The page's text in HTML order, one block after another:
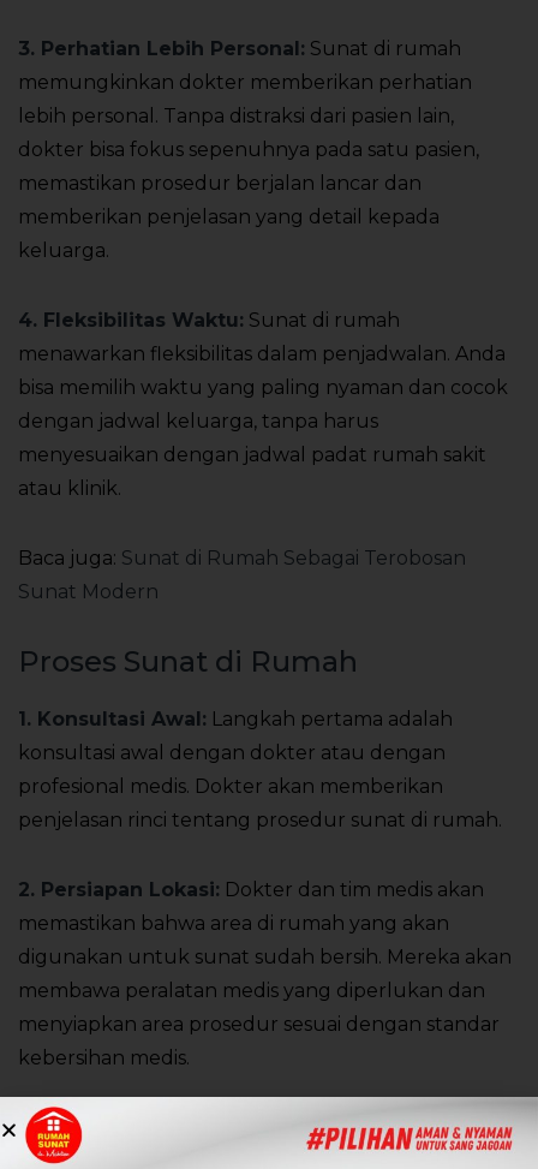
3. Perhatian Lebih Personal: Sunat di rumah
memungkinkan dokter memberikan perhatian
lebih personal. Tanpa distraksi dari pasien lain,
dokter bisa fokus sepenuhnya pada satu pasien,
memastikan prosedur berjalan lancar dan
memberikan penjelasan yang detail kepada
keluarga.
4. Fleksibilitas Waktu: Sunat di rumah
menawarkan fleksibilitas dalam penjadwalan. Anda
bisa memilih waktu yang paling nyaman dan cocok
dengan jadwal keluarga, tanpa harus
menyesuaikan dengan jadwal padat rumah sakit
atau klinik.
Baca juga: Sunat di Rumah Sebagai Terobosan
Sunat Modern
Proses Sunat di Rumah
1. Konsultasi Awal: Langkah pertama adalah
konsultasi awal dengan dokter atau dengan
profesional medis. Dokter akan memberikan
penjelasan rinci tentang prosedur sunat di rumah.
2. Persiapan Lokasi: Dokter dan tim medis akan
memastikan bahwa area di rumah yang akan
digunakan untuk sunat sudah bersih. Mereka akan
membawa peralatan medis yang diperlukan dan
menyiapkan area prosedur sesuai dengan standar
kebersihan medis.
3. Prosedur Sunat:
Prosedur sunat di rumah
biasanya berlangsung cepat, hanya beberapa menit